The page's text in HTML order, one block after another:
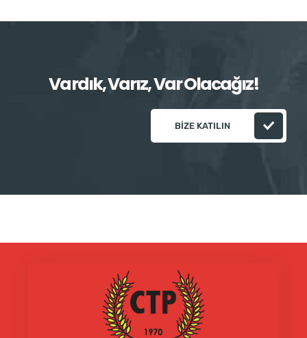
Vardık, Varız, Var Olacağız!
BIZE KATILIN